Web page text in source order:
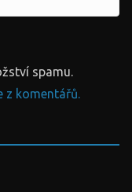
spamu.
z komentářů.